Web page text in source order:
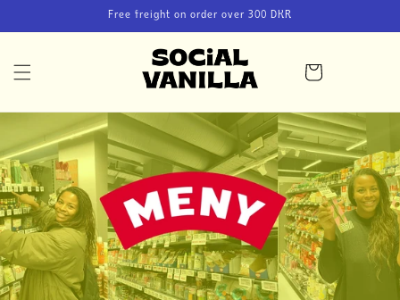
Free freight on order over 300 DKR
Cart